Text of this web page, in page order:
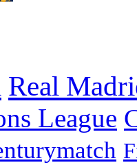
Real
League